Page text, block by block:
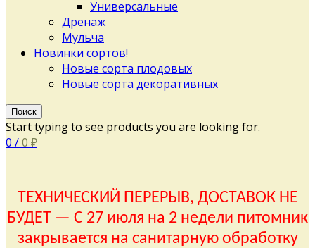
Универсальные
Дренаж
Мульча
Новинки сортов!
Новые сорта плодовых
Новые сорта декоративных
Поиск
Start typing to see products you are looking for.
0 /0 ₽
ТЕХНИЧЕСКИЙ ПЕРЕРЫВ, ДОСТАВОК НЕ
БУДЕТ — С 27 июля на 2 недели питомник
закрывается на санитарную обработку